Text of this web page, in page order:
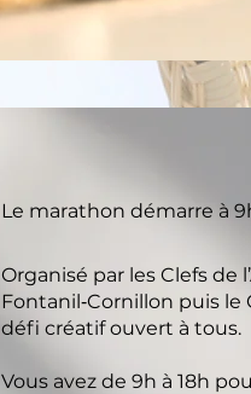
Le marathon démarre à
Organisé par les Clefs de
Fontanil‑Cornillon puis
défi créatif ouvert à tous.
Vous avez de 9h à 18h